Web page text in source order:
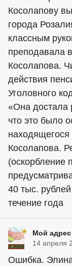
Косолапову
города
классным
преподавала
Косолапова.
действия
Уголовного
«Она достала
что это было
Косолапова.
(оскорбление
40 тыс.
течение года
Мой адрес
14 апреля
Ошибка.